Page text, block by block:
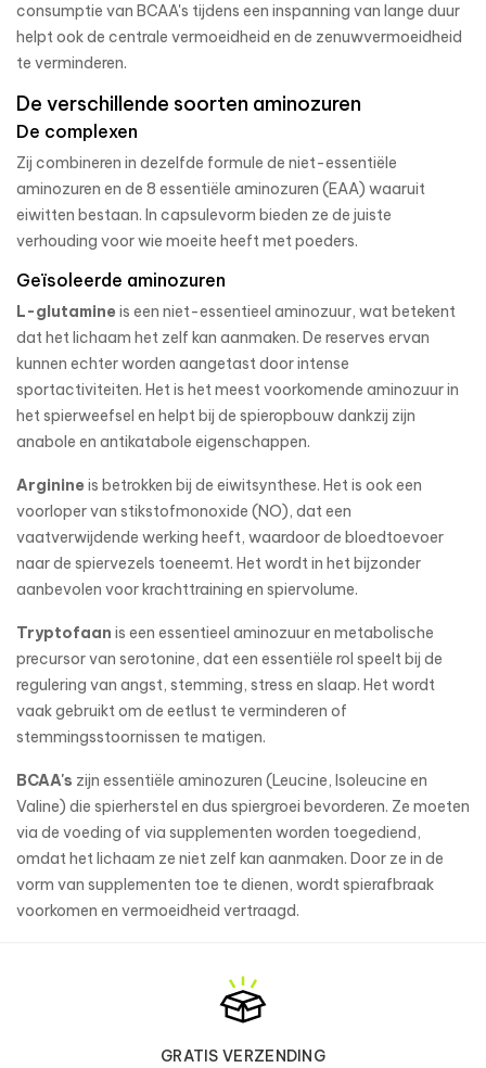
consumptie van BCAA's tijdens een inspanning van lange duur
helpt ook de centrale vermoeidheid en de zenuwvermoeidheid
te verminderen.
De verschillende soorten aminozuren
De complexen
Zij combineren in dezelfde formule de niet-essentiële
aminozuren en de 8 essentiële aminozuren (EAA) waaruit
eiwitten bestaan. In capsulevorm bieden ze de juiste
verhouding voor wie moeite heeft met poeders.
Geïsoleerde aminozuren
L-glutamine is een niet-essentieel aminozuur, wat betekent
dat het lichaam het zelf kan aanmaken. De reserves ervan
kunnen echter worden aangetast door intense
sportactiviteiten. Het is het meest voorkomende aminozuur in
het spierweefsel en helpt bij de spieropbouw dankzij zijn
anabole en antikatabole eigenschappen.
Arginine is betrokken bij de eiwitsynthese. Het is ook een
voorloper van stikstofmonoxide (NO), dat een
vaatverwijdende werking heeft, waardoor de bloedtoevoer
naar de spiervezels toeneemt. Het wordt in het bijzonder
aanbevolen voor krachttraining en spiervolume.
Tryptofaan is een essentieel aminozuur en metabolische
precursor van serotonine, dat een essentiële rol speelt bij de
regulering van angst, stemming, stress en slaap. Het wordt
vaak gebruikt om de eetlust te verminderen of
stemmingsstoornissen te matigen.
BCAA's zijn essentiële aminozuren (Leucine, Isoleucine en
Valine) die spierherstel en dus spiergroei bevorderen. Ze moeten
via de voeding of via supplementen worden toegediend,
omdat het lichaam ze niet zelf kan aanmaken. Door ze in de
vorm van supplementen toe te dienen, wordt spierafbraak
voorkomen en vermoeidheid vertraagd.
GRATIS VERZENDING